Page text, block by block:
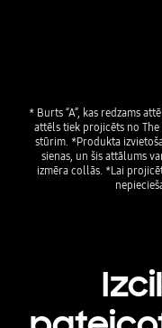
* Burts “A”, kas redzams
attēls tiek projicēts no
stūrim. *Produkta
sienas, un šis attālums
izmēra collās. *Lai